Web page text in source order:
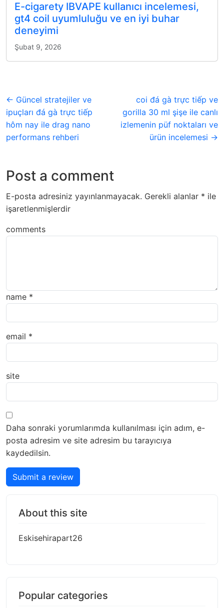
E-cigarety IBVAPE kullanıcı incelemesi,
gt4 coil uyumluluğu ve en iyi buhar
deneyimi
Şubat 9, 2026
← Güncel stratejiler ve
ipuçları đá gà trực tiếp
hôm nay ile drag nano
performans rehberi
coi đá gà trực tiếp ve
gorilla 30 ml şişe ile canlı
izlemenin püf noktaları ve
ürün incelemesi →
Post a comment
E-posta adresiniz yayınlanmayacak. Gerekli alanlar * ile
işaretlenmişlerdir
comments
name *
email *
site
Daha sonraki yorumlarımda kullanılması için adım, e-
posta adresim ve site adresim bu tarayıcıya
kaydedilsin.
Submit a review
About this site
Eskisehirapart26
Popular categories